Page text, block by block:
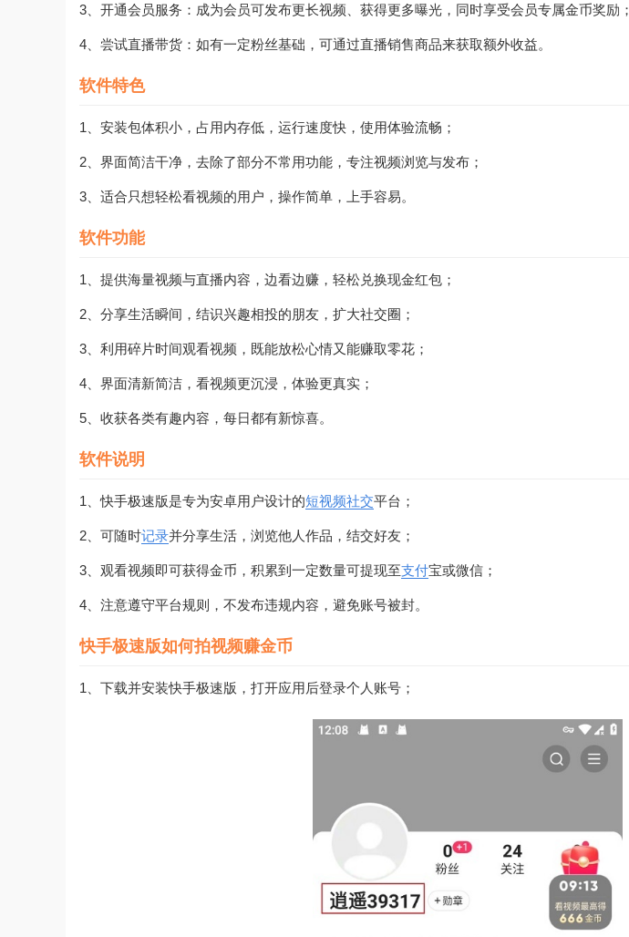
3、开通会员服务：成为会员可发布更长视频、获得更多曝光，同时享受会员专属金币奖励；
4、尝试直播带货：如有一定粉丝基础，可通过直播销售商品来获取额外收益。
软件特色
1、安装包体积小，占用内存低，运行速度快，使用体验流畅；
2、界面简洁干净，去除了部分不常用功能，专注视频浏览与发布；
3、适合只想轻松看视频的用户，操作简单，上手容易。
软件功能
1、提供海量视频与直播内容，边看边赚，轻松兑换现金红包；
2、分享生活瞬间，结识兴趣相投的朋友，扩大社交圈；
3、利用碎片时间观看视频，既能放松心情又能赚取零花；
4、界面清新简洁，看视频更沉浸，体验更真实；
5、收获各类有趣内容，每日都有新惊喜。
软件说明
1、快手极速版是专为安卓用户设计的短视频社交平台；
2、可随时记录并分享生活，浏览他人作品，结交好友；
3、观看视频即可获得金币，积累到一定数量可提现至支付宝或微信；
4、注意遵守平台规则，不发布违规内容，避免账号被封。
快手极速版如何拍视频赚金币
1、下载并安装快手极速版，打开应用后登录个人账号；